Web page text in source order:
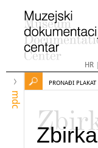
HR|
mdc
PRONAĐI PLAKAT